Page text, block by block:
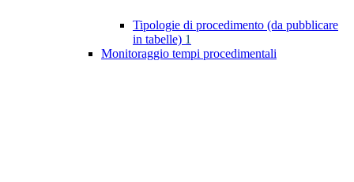
Tipologie di procedimento (da pubblicare
in tabelle) 1
Monitoraggio tempi procedimentali